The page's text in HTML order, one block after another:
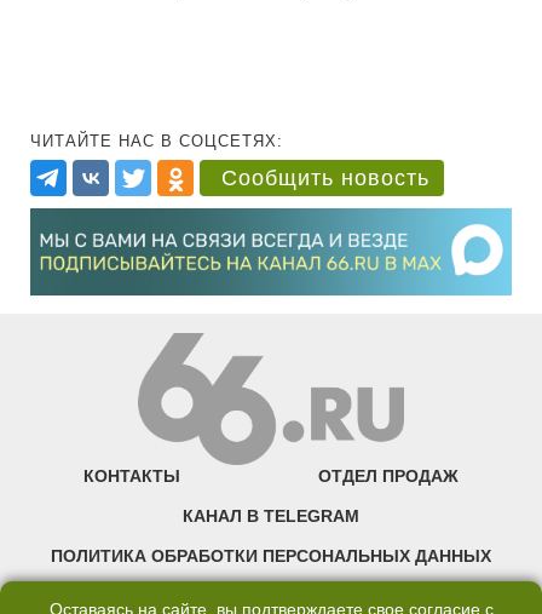
ЧИТАЙТЕ НАС В СОЦСЕТЯХ:
Сообщить новость
КОНТАКТЫ ОТДЕЛ ПРОДАЖ
КАНАЛ В TELEGRAM
ПОЛИТИКА ОБРАБОТКИ ПЕРСОНАЛЬНЫХ ДАННЫХ
Оставаясь на сайте, вы подтверждаете свое согласие с